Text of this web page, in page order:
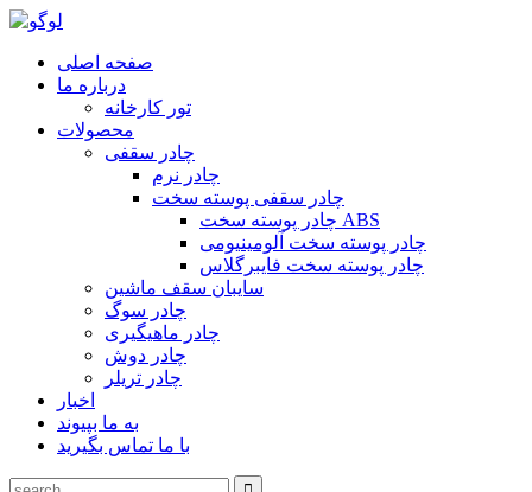
صفحه اصلی
درباره ما
تور کارخانه
محصولات
چادر سقفی
چادر نرم
چادر سقفی پوسته سخت
چادر پوسته سخت ABS
چادر پوسته سخت آلومینیومی
چادر پوسته سخت فایبرگلاس
سایبان سقف ماشین
چادر سوگ
چادر ماهیگیری
چادر دوش
چادر تریلر
اخبار
به ما بپیوند
با ما تماس بگیرید